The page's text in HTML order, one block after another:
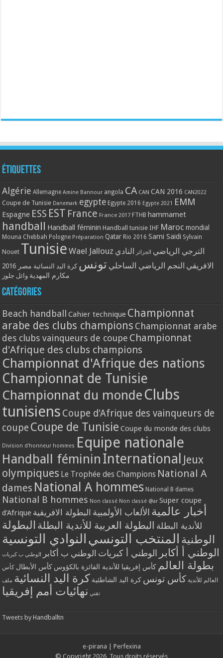
Étiquettes
Algérie Allemagne Amine Bannour angola CA CAN CAN 2016 CAN2022
Coupe de Tunisie Danemark egypte Egypte 2016 Egypte 2021 EMM
Espagne ESS EST France France 2017 FTHB hammamet
handball Handball féminin Handball tunisie IHF Maroc mondial
Mouna Chebbah Pologne Préparation Qatar Rio 2016 Sami Saidi Sylvain
Nouet Tunisie Wael Jallouz الترجي الرياضي الجزائر النادي
الافريقي النجم الرياضي الساحلي تونس كرة اليد النسائية مصر 2016
مكارم المهدية وائل جلوز
Catégories
Beach handball Cahier technique Championnat
arabe des clubs champions Championnat arabe
des clubs vainqueurs de coupe Championnat
d'Afrique des clubs champions
Championnat d'Afrique des nations
Championnat de Tunisie
Championnat du monde Clubs
tunisiens Coupe d'Afrique des vainqueurs de
coupe Coupe de Tunisie Coupe du monde des clubs
Division d'honneur hommes Equipe nationale
Handball féminin International Jeux
olympiques Le Trophée des Champions National A
dames National A hommes National B dames
National B hommes Non classé Non classé @ar Super coupe
d'Afrique
أخبار عالمية الألعاب الأولمبية البطولة الافريقية
للأندية البطلة البطولة العربية للأندية البطلة البطولة
الوطنية المنتخب التونسي النوادي التونسية
الوطني أ أكابر الوطني أ كبريات الوطني ب أكابر الوطني ب كبريات
بطولة العالم كأس إفريقيا للأندية الفائزة بالكؤوس كأس الأبطال كأس
العالم للأندية كأس تونس كرة اليد الشاطئية كرة اليد النسائية ملف
تقني نهائيات أمم إفريقيا
Tweets by Handballtn
e-pirana
Perfexina
© Copyright 2026, Tous droits réservés